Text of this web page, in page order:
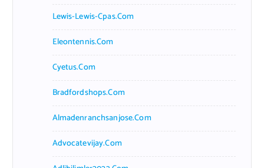
Lewis-Lewis-Cpas.com
Eleontennis.com
Cyetus.com
Bradfordshops.com
Almadenranchsanjose.com
Advocatevijay.com